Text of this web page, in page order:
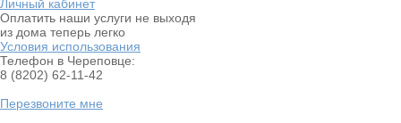
Личный кабинет
Оплатить наши услуги не выходя
из дома теперь легко
Условия использования
Телефон в Череповце:
8 (8202) 62-11-42
Перезвоните мне